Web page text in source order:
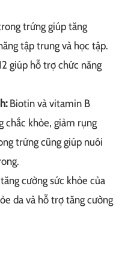
trứng giúp tăng
tập trung và học tập.
giúp hỗ trợ chức năng
Biotin và vitamin B
chắc khỏe, giảm rụng
trứng cũng giúp nuôi
cường sức khỏe của
da và hỗ trợ tăng cường